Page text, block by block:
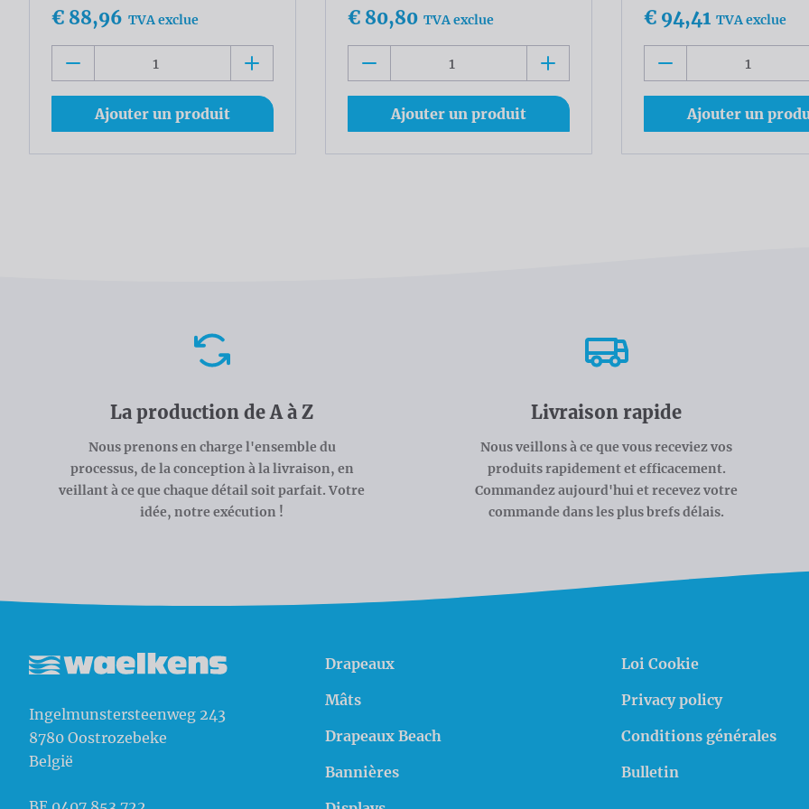
€ 88,96 TVA exclue
Ajouter un produit
€ 80,80 TVA exclue
Ajouter un produit
€ 94,41 TVA exclue
Ajouter un
La production de A à Z
Nous prenons en charge l'ensemble du
processus, de la conception à la livraison, en
veillant à ce que chaque détail soit parfait. Votre
idée, notre exécution !
Livraison rapide
Nous veillons à ce que vous receviez vos
produits rapidement et efficacement.
Commandez aujourd'hui et recevez votre
commande dans les plus brefs délais.
Ingelmunstersteenweg 243
8780 Oostrozebeke
België
Drapeaux
Mâts
Drapeaux Beach
Bannières
Loi Cookie
Privacy policy
Conditions générales
Bulletin